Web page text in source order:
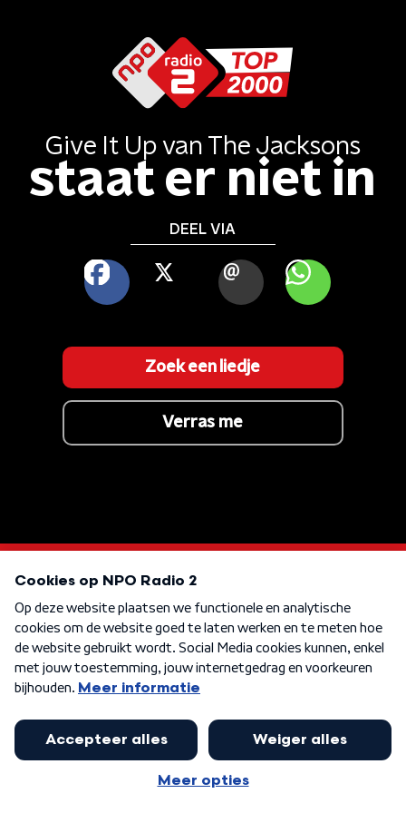
Give It Upvan The Jacksons
staat er niet in
DEEL VIA
FACEBOOK
X MAIL WHATSAPP
Zoek een liedje
Verras me
OOK VAN THE JACKSONS
Time Waits For No One
KEN JE DEZE NOG
Something To Save
KEN JE DEZE NOG
One Of These Nights